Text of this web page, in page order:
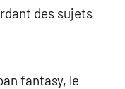
des sujets
fantasy, le